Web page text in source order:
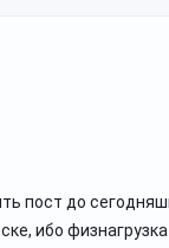
пост до
ибо